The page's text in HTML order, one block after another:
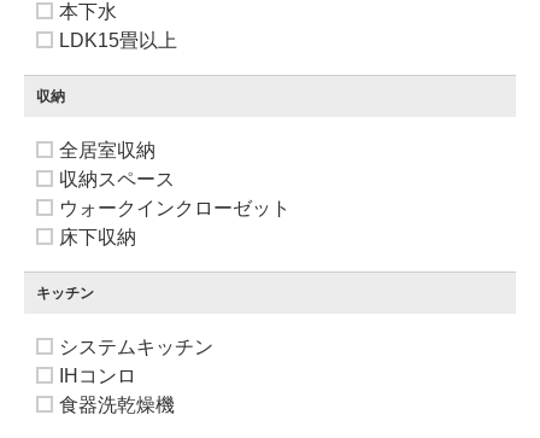
本下水
LDK15畳以上
収納
全居室収納
収納スペース
ウォークインクローゼット
床下収納
キッチン
システムキッチン
IHコンロ
食器洗乾燥機